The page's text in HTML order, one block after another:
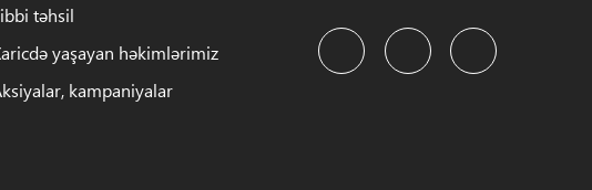
təhsil
yaşayan həkimlərimiz
kampaniyalar